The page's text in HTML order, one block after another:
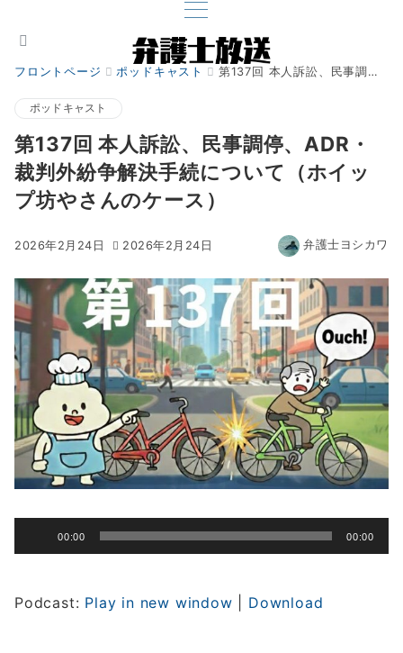
フロントページ ポッドキャスト 第137回 本人訴訟、民事調停、ADR・裁判外紛争解決手続について（ホイップ坊やさんのケース）
ポッドキャスト
第137回 本人訴訟、民事調停、ADR・
裁判外紛争解決手続について（ホイッ
プ坊やさんのケース）
2026年2月24日 2026年2月24日 弁護士ヨシカワ
声
レ
00:00 00:00
Podcast: Play in new window Download